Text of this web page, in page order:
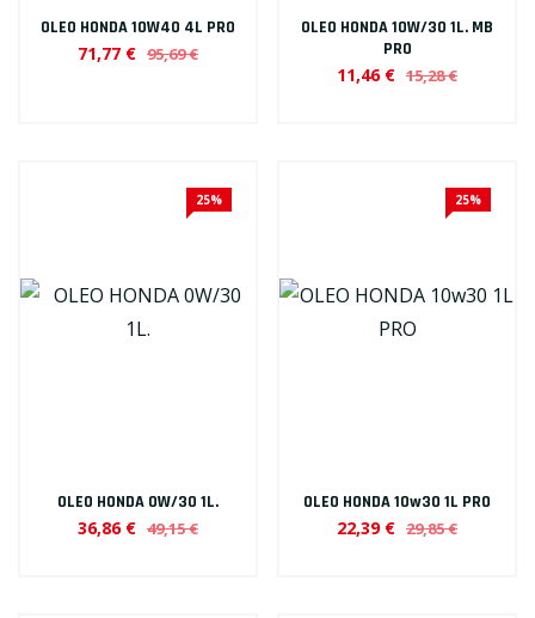
OLEO HONDA 10W40 4L PRO
71,77 € 95,69 €
OLEO HONDA 10W/30 1L. MB
PRO
11,46 € 15,28 €
25%
OLEO HONDA 0W/30 1L.
36,86 € 49,15 €
25%
OLEO HONDA 10w30 1L PRO
22,39 € 29,85 €